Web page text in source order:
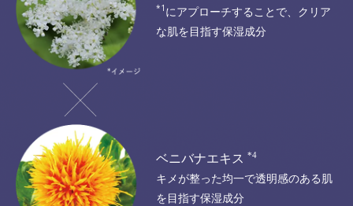
*1 にアプローチすることで、 クリア
な肌を目指す保湿成分
ベニバナエキス *4
キメが整った均一で透明感のある肌
を目指す保湿成分